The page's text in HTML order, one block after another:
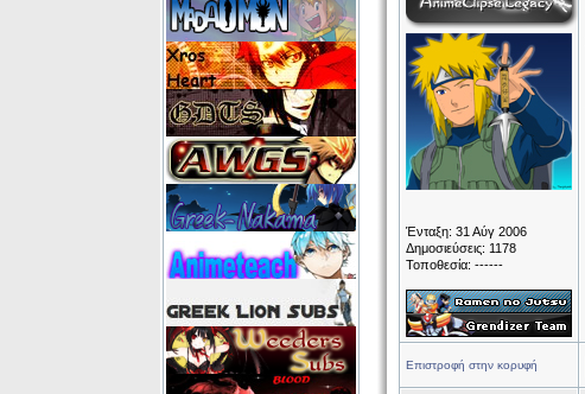
Ένταξη: 31 Αύγ 2006
Δημοσιεύσεις: 1178
Τοποθεσία: ------
Επιστροφή στην κορυφή